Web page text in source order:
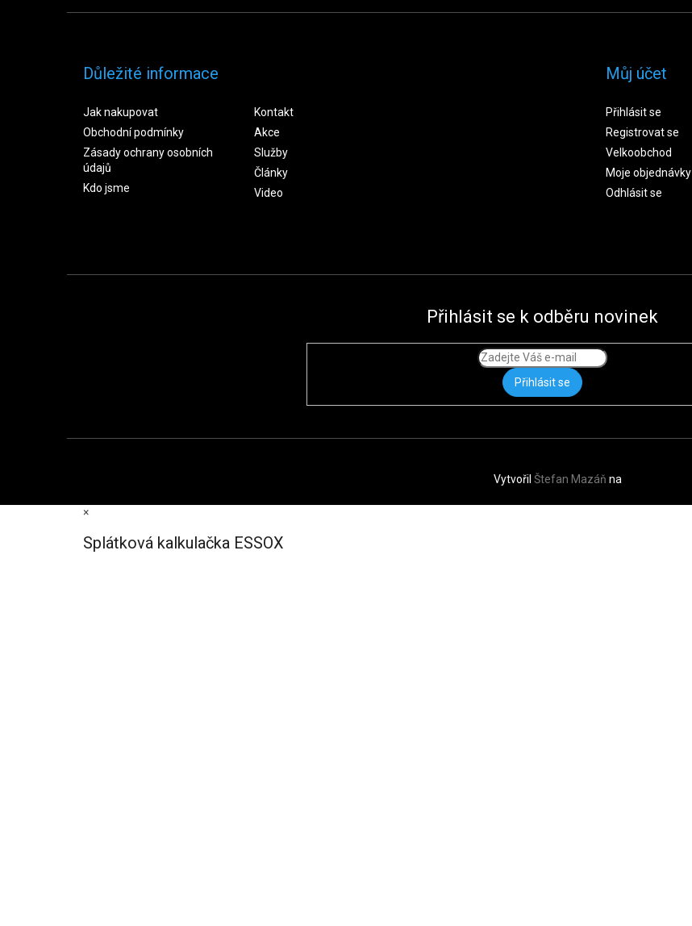
Důležité informace
Jak nakupovat
Obchodní podmínky
Zásady ochrany osobních
údajů
Kdo jsme
Kontakt
Akce
Služby
Články
Video
Můj účet
Přihlásit se
Registrovat se
Velkoobchod
Moje objednávky
Odhlásit se
Přihlásit se k odběru novinek
Přihlásit se
Vytvořil Štefan Mazáň na
×
Splátková kalkulačka ESSOX